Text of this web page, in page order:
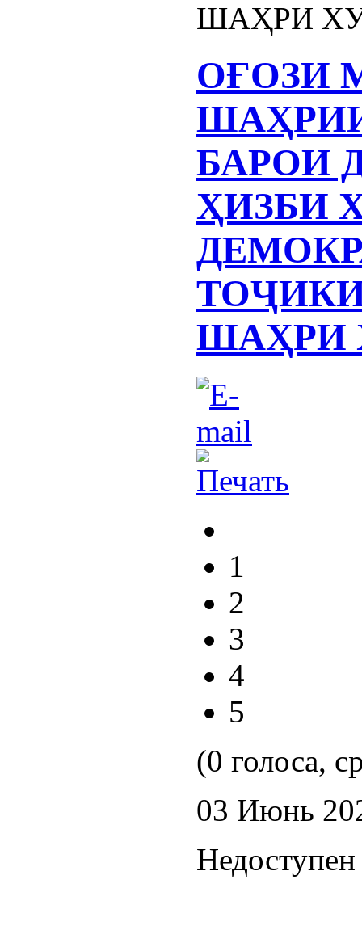
ШАҲРИ
ОҒОЗИ
БАРОИ
ҲИЗБИ
ШАҲРИ
1
2
3
4
5
(0 голоса,
03 Июнь